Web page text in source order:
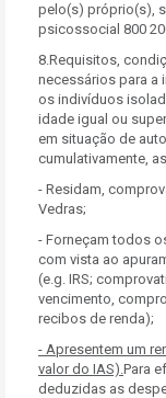
pelo(s) próprio(s),
psicossocial 800
8.Requisitos,
necessários para a
os indivíduos
idade igual ou
em situação de
cumulativamente,
- Residam,
Vedras;
- Forneçam todos
com vista ao
(e.g. IRS;
vencimento,
recibos de renda);
- Apresentem um
valor do IAS).Para
deduzidas as